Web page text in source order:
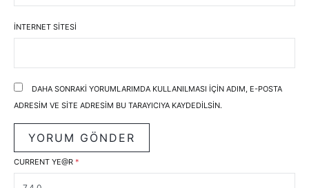
İNTERNET SITESI
DAHA SONRAKI YORUMLARIMDA KULLANILMASI IÇIN ADIM, E-POSTA
ADRESIM VE SITE ADRESIM BU TARAYICIYA KAYDEDILSIN.
CURRENT YE@R *